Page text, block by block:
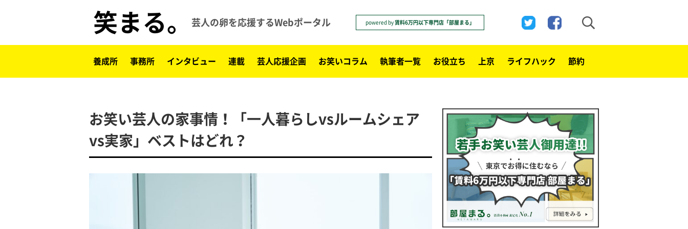
笑まる。 芸人の卵を応援するWebポータル powered by 賃料6万円以下専門店「部屋まる」
養成所 事務所 インタビュー 連載 芸人応援企画 お笑いコラム 執筆者一覧 お役立ち 上京 ライフハック 節約
お笑い芸人の家事情！「一人暮らしvsルームシェア
vs実家」ベストはどれ？